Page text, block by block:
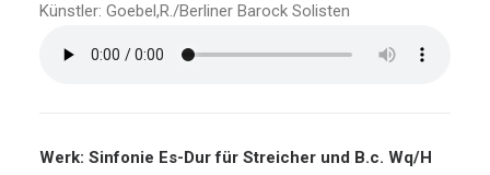
Künstler: Goebel,R./Berliner Barock Solisten
Werk: Sinfonie Es-Dur für Streicher und B.c. Wq/H